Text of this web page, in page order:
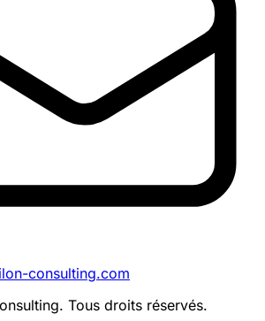
consulting.com
Tous droits réservés.